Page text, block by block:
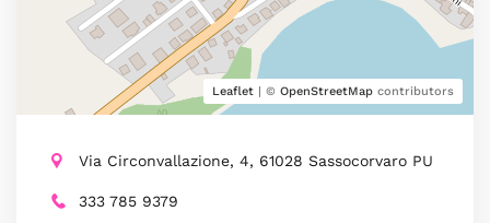
Leaflet | © OpenStreetMap contributors
Via Circonvallazione, 4, 61028 Sassocorvaro PU
333 785 9379